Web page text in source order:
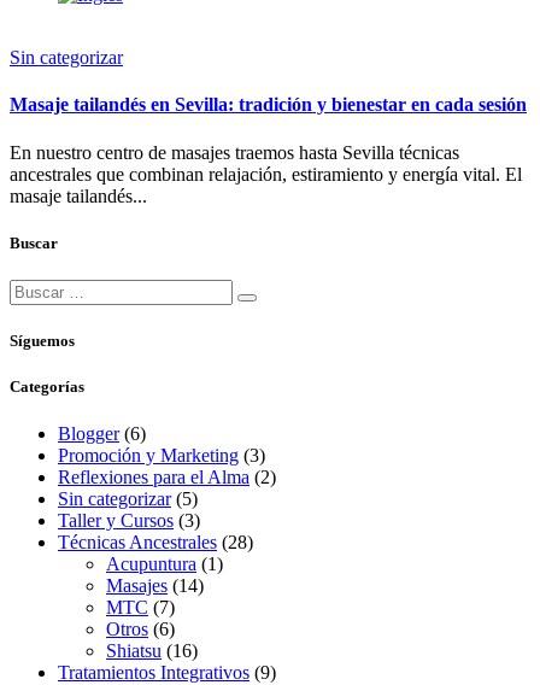
Sin categorizar
Masaje tailandés en Sevilla: tradición y bienestar en cada sesión
En nuestro centro de masajes traemos hasta Sevilla técnicas
ancestrales que combinan relajación, estiramiento y energía vital. El
masaje tailandés...
Buscar
Síguemos
Categorías
Blogger(6)
Promoción y Marketing (3)
Reflexiones para el Alma (2)
Sin categorizar(5)
Taller y Cursos (3)
Técnicas Ancestrales (28)
Acupuntura (1)
Masajes (14)
MTC (7)
Otros (6)
Shiatsu (16)
Tratamientos Integrativos (9)